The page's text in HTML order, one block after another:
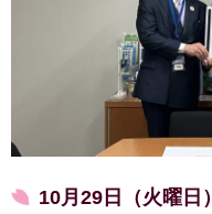
10月29日（火曜日）